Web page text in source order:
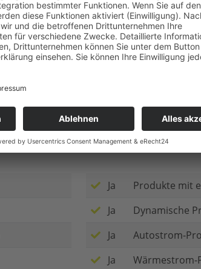
Ja
Produkte mit
Ja
Dynamische
Ja
Autostrom-
Ja
Wärmestrom-